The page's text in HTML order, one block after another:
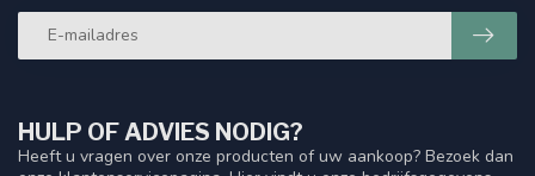
HULP OF ADVIES NODIG?
Heeft u vragen over onze producten of uw aankoop? Bezoek dan